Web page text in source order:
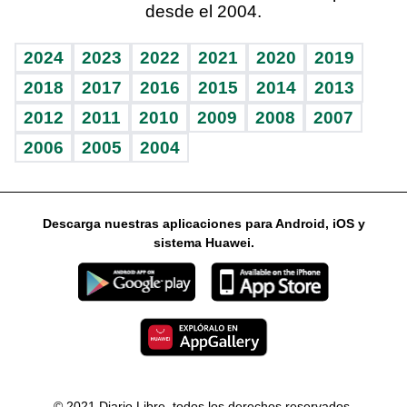
Vida y familia
Eñe
Celebrando la vida
Sin complejos
En pocas palabras
Escuchando al corazón
Economía Personal
Consulta Libre
BRV
TBT Deportivo
Más firmas
Guía del dinero
Horóscopos
desde el 2004.
2024 2023 2022 2021 2020
2019
2018
2017 2016 2015 2014
2013
2012
2011 2010 2009 2008
2007
2006
2005 2004
Descarga nuestras aplicaciones para Android, iOS y
sistema Huawei.